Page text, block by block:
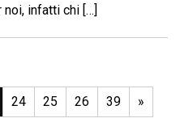
infatti chi […]
24 25 26 39 »